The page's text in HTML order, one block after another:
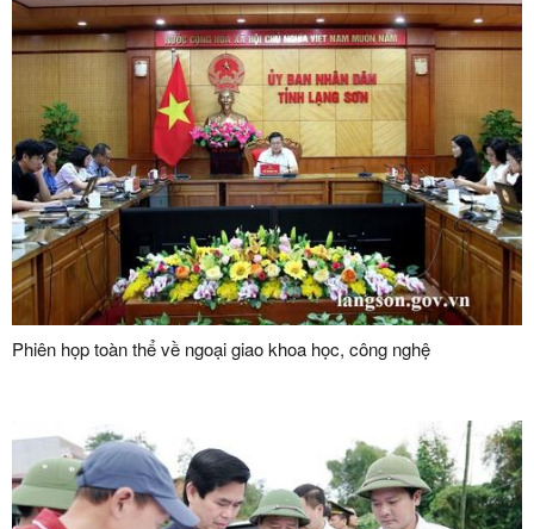
Phiên họp toàn thể về ngoại giao khoa học, công nghệ